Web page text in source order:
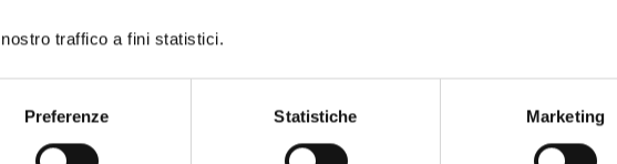
traffico a fini statistici.
Preferenze Statistiche Marketing
Valuta questo sito: RISPONDI AL QUESTIONARIO